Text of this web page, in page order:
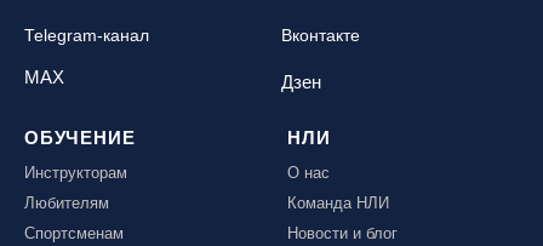
Telegram-канал Вконтакте
MAX Дзен
ОБУЧЕНИЕ
Инструкторам
Любителям
Спортсменам
НЛИ
О нас
Команда НЛИ
Новости и блог